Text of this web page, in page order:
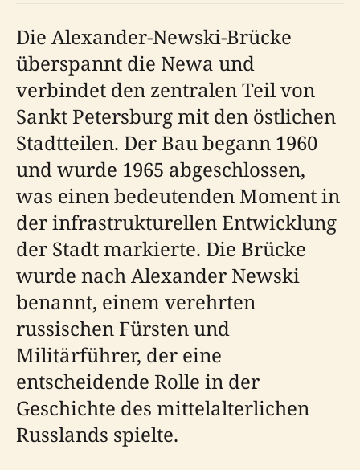
Die Alexander-Newski-Brücke
überspannt die Newa und
verbindet den zentralen Teil von
Sankt Petersburg mit den östlichen
Stadtteilen. Der Bau begann 1960
und wurde 1965 abgeschlossen,
was einen bedeutenden Moment in
der infrastrukturellen Entwicklung
der Stadt markierte. Die Brücke
wurde nach Alexander Newski
benannt, einem verehrten
russischen Fürsten und
Militärführer, der eine
entscheidende Rolle in der
Geschichte des mittelalterlichen
Russlands spielte.